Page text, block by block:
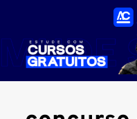
Conteúdo